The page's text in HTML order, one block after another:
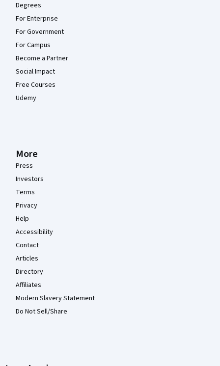
Degrees
For Enterprise
For Government
For Campus
Become a Partner
Social Impact
Free Courses
Udemy
More
Press
Investors
Terms
Privacy
Help
Accessibility
Contact
Articles
Directory
Affiliates
Modern Slavery Statement
Do Not Sell/Share